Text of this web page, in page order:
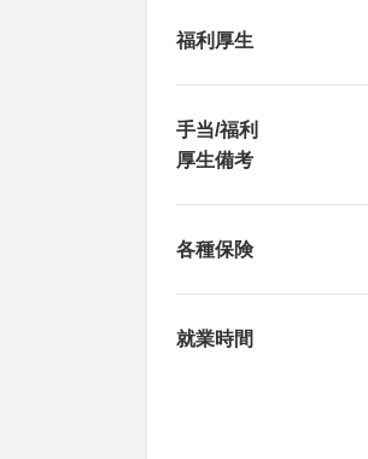
福利厚生
手当/福利
厚生備考
各種保険
就業時間